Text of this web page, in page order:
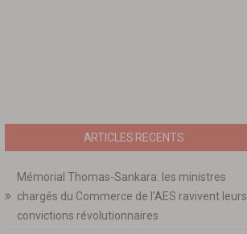
ARTICLES RECENTS
Mémorial Thomas-Sankara: les ministres
chargés du Commerce de l’AES ravivent leurs
convictions révolutionnaires